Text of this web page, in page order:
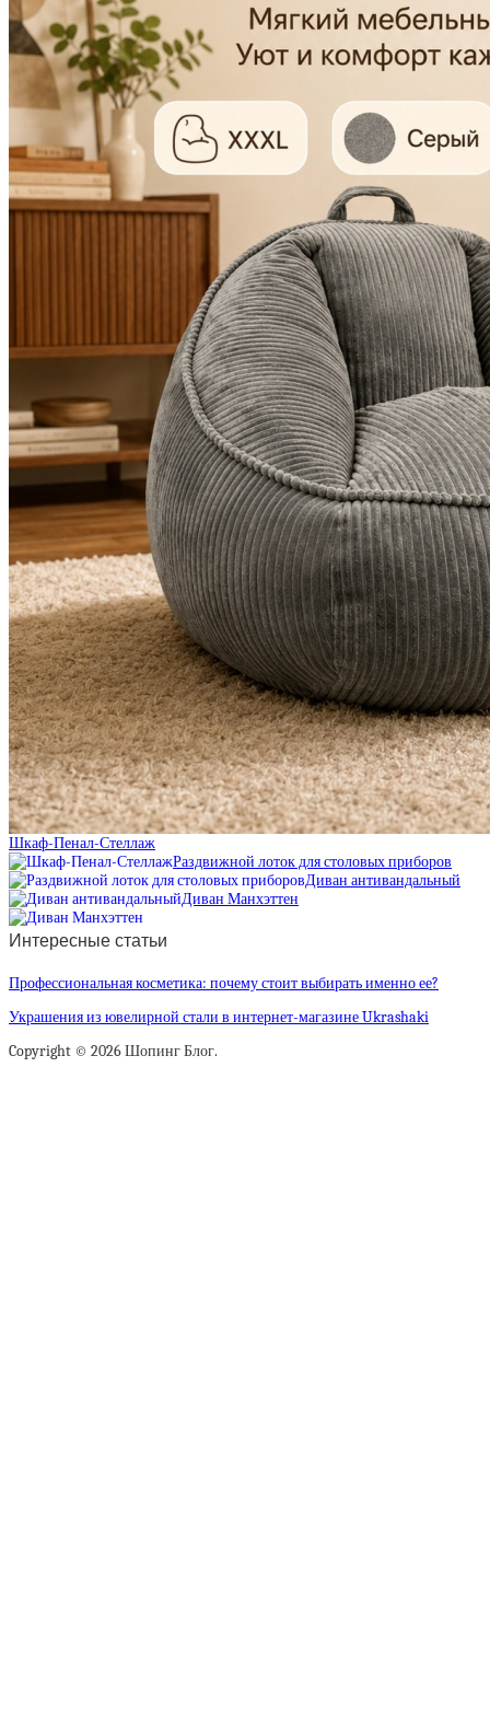
Шкаф-Пенал-Стеллаж
Раздвижной лоток для столовых приборов
Диван антивандальный
Диван Манхэттен
Интересные статьи
Профессиональная косметика: почему стоит выбирать именно ее?
Украшения из ювелирной стали в интернет-магазине Ukrashaki
Copyright © 2026 Шопинг Блог.